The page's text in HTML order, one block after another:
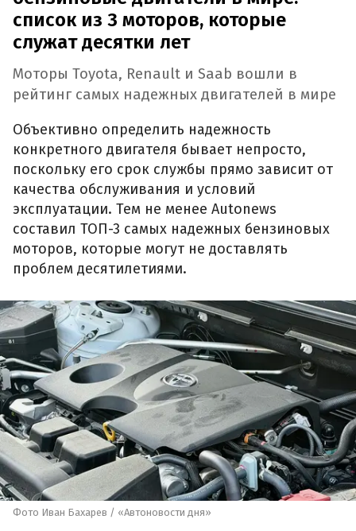
список из 3 моторов, которые
служат десятки лет
Моторы Toyota, Renault и Saab вошли в
рейтинг самых надежных двигателей в мире
Объективно определить надежность
конкретного двигателя бывает непросто,
поскольку его срок службы прямо зависит от
качества обслуживания и условий
эксплуатации. Тем не менее Autonews
составил ТОП-3 самых надежных бензиновых
моторов, которые могут не доставлять
проблем десятилетиями.
Фото Иван Бахарев / «Автоновости дня»